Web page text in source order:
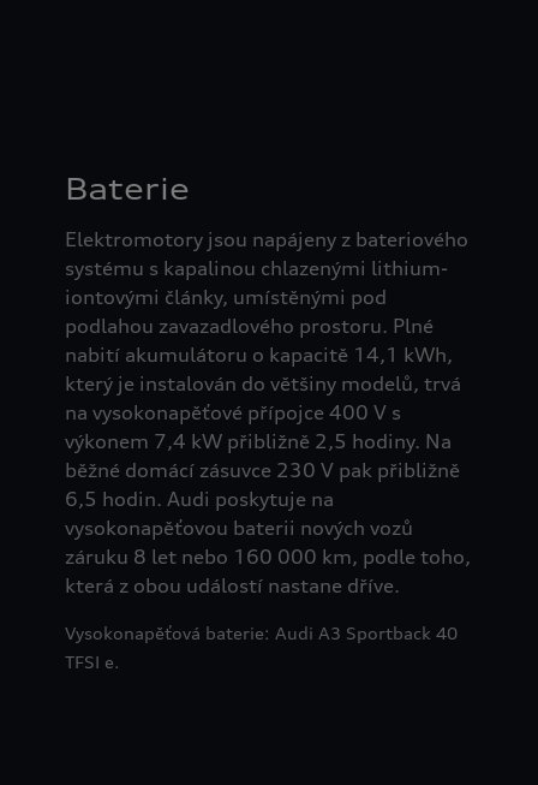
Baterie
Elektromotory jsou napájeny z bateriového
systému s kapalinou chlazenými lithium-
iontovými články, umístěnými pod
podlahou zavazadlového prostoru. Plné
nabití akumulátoru o kapacitě 14,1 kWh,
který je instalován do většiny modelů, trvá
na vysokonapěťové přípojce 400 V s
výkonem 7,4 kW přibližně 2,5 hodiny. Na
běžné domácí zásuvce 230 V pak přibližně
6,5 hodin. Audi poskytuje na
vysokonapěťovou baterii nových vozů
záruku 8 let nebo 160 000 km, podle toho,
která z obou událostí nastane dříve.
Vysokonapěťová baterie: Audi A3 Sportback 40
TFSI e.